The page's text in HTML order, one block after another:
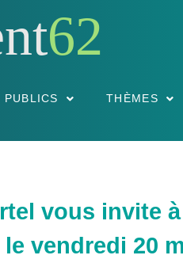
62
PUBLICS THÈMES
vous invite
vendredi 20